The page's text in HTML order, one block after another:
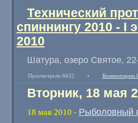
Технический
спиннингу 2010 - I
2010
Шатура, озеро Святое,
Просмотрели 6632 • Комментарии
Вторник, 18 мая
18 мая 2010 - Рыболовный